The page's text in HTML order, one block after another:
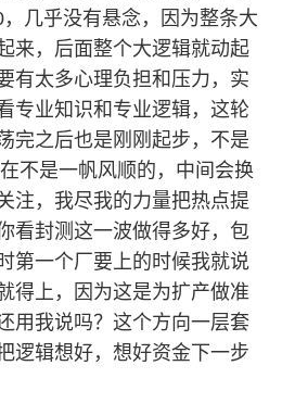
几乎没有悬念，因为整条大
来，后面整个大逻辑就动起
有太多心理负担和压力，实
专业知识和专业逻辑，这轮
完之后也是刚刚起步，不是
不是一帆风顺的，中间会换
注，我尽我的力量把热点提
看封测这一波做得多好，包
第一个厂要上的时候我就说
得上，因为这是为扩产做准
用我说吗？这个方向一层套
逻辑想好，想好资金下一步